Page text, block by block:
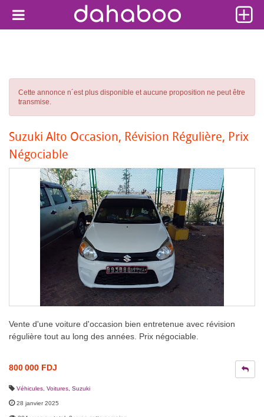
Cette annonce n´est plus disponible et aucune proposition ne peut être
transmise.
Suzuki Alto Occasion, Révision Régulière, Prix
Négociable
Vente d'une voiture d'occasion bien entretenue avec révision
régulière tout au long des années. Prix négociable.
800 000 FDJ
Véhicules Voitures Suzuki
28 janvier 2025